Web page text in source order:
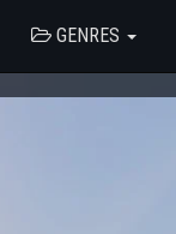
GENRES